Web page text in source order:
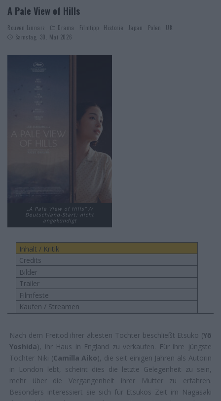
A Pale View of Hills
Rouven Linnarz Drama Filmtipp Historie Japan Polen
UK
Samstag, 30. Mai 2026
„A Pale View of Hills“ //
Deutschland-Start: nicht
angekündigt
Inhalt / Kritik
Credits
Bilder
Trailer
Filmfeste
Kaufen / Streamen
Nach dem Freitod ihrer ältesten Tochter beschließt Etsuko (Yō
Yoshida), ihr Haus in England zu verkaufen. Für ihre jüngste
Tochter Niki (Camilla Aiko), die seit einigen Jahren als Autorin
in London lebt, scheint dies die letzte Gelegenheit zu sein,
mehr über die Vergangenheit ihrer Mutter zu erfahren.
Besonders interessiert sie sich für Etsukos Zeit im Nagasaki